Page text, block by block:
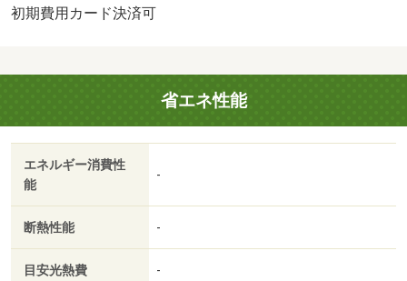
初期費用カード決済可
省エネ性能
エネルギー消費性
能
-
断熱性能 -
目安光熱費 -